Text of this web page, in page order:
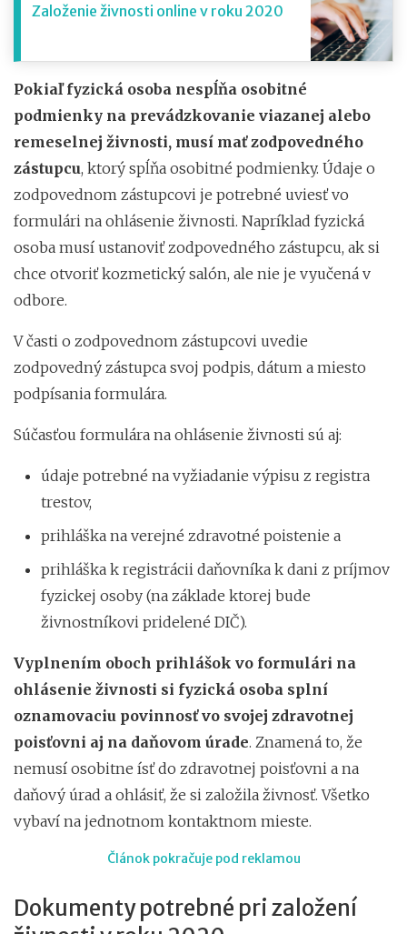
Založenie živnosti online v roku 2020
Pokiaľ fyzická osoba nespĺňa osobitné
podmienky na prevádzkovanie viazanej alebo
remeselnej živnosti, musí mať zodpovedného
zástupcu, ktorý spĺňa osobitné podmienky. Údaje o
zodpovednom zástupcovi je potrebné uviesť vo
formulári na ohlásenie živnosti. Napríklad fyzická
osoba musí ustanoviť zodpovedného zástupcu, ak si
chce otvoriť kozmetický salón, ale nie je vyučená v
odbore.
V časti o zodpovednom zástupcovi uvedie
zodpovedný zástupca svoj podpis, dátum a miesto
podpísania formulára.
Súčasťou formulára na ohlásenie živnosti sú aj:
údaje potrebné na vyžiadanie výpisu z registra
trestov,
prihláška na verejné zdravotné poistenie a
prihláška k registrácii daňovníka k dani z príjmov
fyzickej osoby (na základe ktorej bude
živnostníkovi pridelené DIČ).
Vyplnením oboch prihlášok vo formulári na
ohlásenie živnosti si fyzická osoba splní
oznamovaciu povinnosť vo svojej zdravotnej
poisťovni aj na daňovom úrade. Znamená to, že
nemusí osobitne ísť do zdravotnej poisťovni a na
daňový úrad a ohlásiť, že si založila živnosť. Všetko
vybaví na jednotnom kontaktnom mieste.
Článok pokračuje pod reklamou
Dokumenty potrebné pri založení